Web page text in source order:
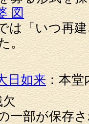
図
は「いつ再
。
日如来：本堂
欠
一部が保存